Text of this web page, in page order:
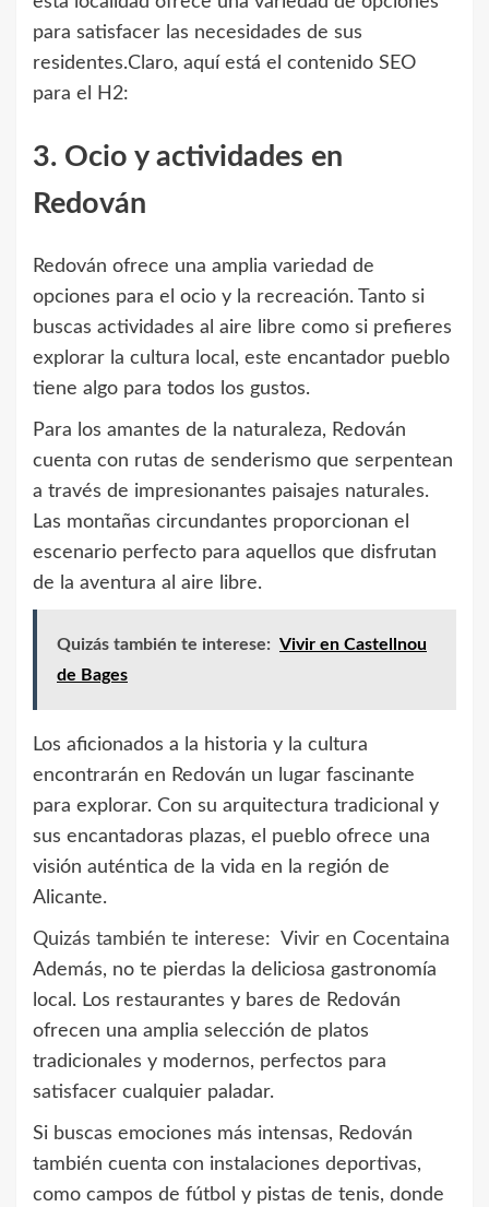
para satisfacer las necesidades de sus
residentes.Claro, aquí está el contenido SEO
para el H2:
3. Ocio y actividades en
Redován
Redován ofrece una amplia variedad de
opciones para el ocio y la recreación. Tanto si
buscas actividades al aire libre como si prefieres
explorar la cultura local, este encantador pueblo
tiene algo para todos los gustos.
Para los amantes de la naturaleza, Redován
cuenta con rutas de senderismo que serpentean
a través de impresionantes paisajes naturales.
Las montañas circundantes proporcionan el
escenario perfecto para aquellos que disfrutan
de la aventura al aire libre.
Quizás también te interese: Vivir en Castellnou
de Bages
Los aficionados a la historia y la cultura
encontrarán en Redován un lugar fascinante
para explorar. Con su arquitectura tradicional y
sus encantadoras plazas, el pueblo ofrece una
visión auténtica de la vida en la región de
Alicante.
Quizás también te interese:
Vivir en Cocentaina
Además, no te pierdas la deliciosa gastronomía
local. Los restaurantes y bares de Redován
ofrecen una amplia selección de platos
tradicionales y modernos, perfectos para
satisfacer cualquier paladar.
Si buscas emociones más intensas, Redován
también cuenta con instalaciones deportivas,
como campos de fútbol y pistas de tenis, donde